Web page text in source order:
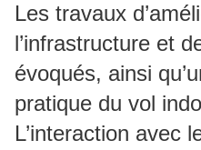
Les travaux
l’infrastructure et
évoqués, ainsi
pratique du vol
L’interaction avec